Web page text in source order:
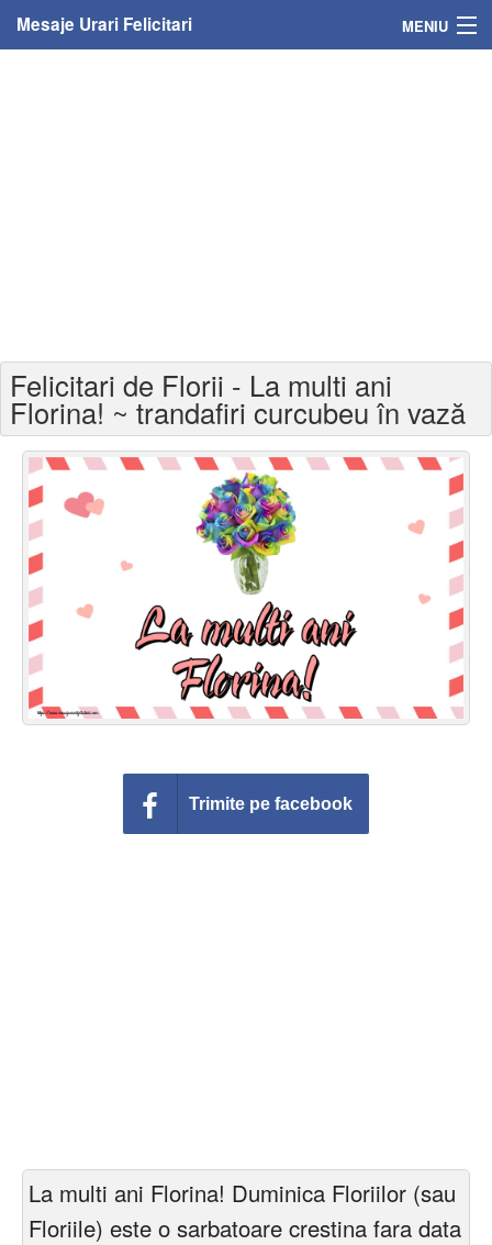
Mesaje Urari Felicitari MENIU
Felicitari varsta
Felicitari zilele anului
Felicitari zile saptamana
Felicitari muzicale
Felicitari muzicale personalizate
Felicitari animate
Invitatii personalizate
Conecteaza-te
Felicitari de Florii - La multi ani
Florina! ~ trandafiri curcubeu în vază
Trimite pe facebook
La multi ani Florina! Duminica Floriilor (sau
Floriile) este o sarbatoare crestina fara data